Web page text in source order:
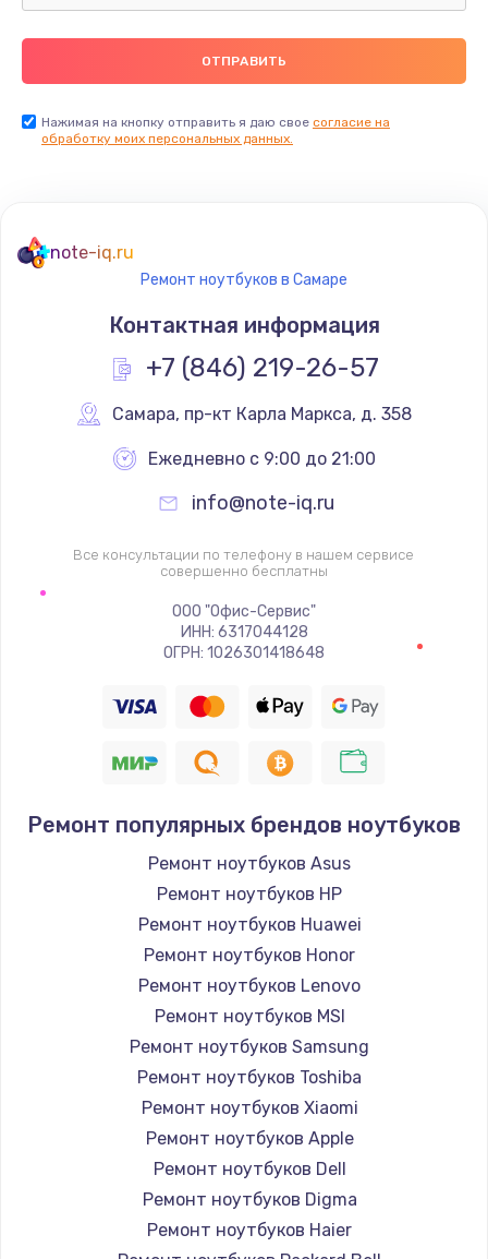
Нажимая на кнопку отправить я даю свое согласие на
обработку моих персональных данных.
note-iq.ru
Ремонт ноутбуков в Самаре
Контактная информация
+7 (846) 219-26-57
Самара, пр-кт Карла Маркса, д. 358
Ежедневно с 9:00 до 21:00
info@note-iq.ru
Все консультации по телефону в нашем сервисе
совершенно бесплатны
ООО "Офис-Сервис"
ИНН: 6317044128
ОГРН: 1026301418648
Ремонт популярных брендов ноутбуков
Ремонт ноутбуков Asus
Ремонт ноутбуков HP
Ремонт ноутбуков Huawei
Ремонт ноутбуков Honor
Ремонт ноутбуков Lenovo
Ремонт ноутбуков MSI
Ремонт ноутбуков Samsung
Ремонт ноутбуков Toshiba
Ремонт ноутбуков Xiaomi
Ремонт ноутбуков Apple
Ремонт ноутбуков Dell
Ремонт ноутбуков Digma
Ремонт ноутбуков Haier